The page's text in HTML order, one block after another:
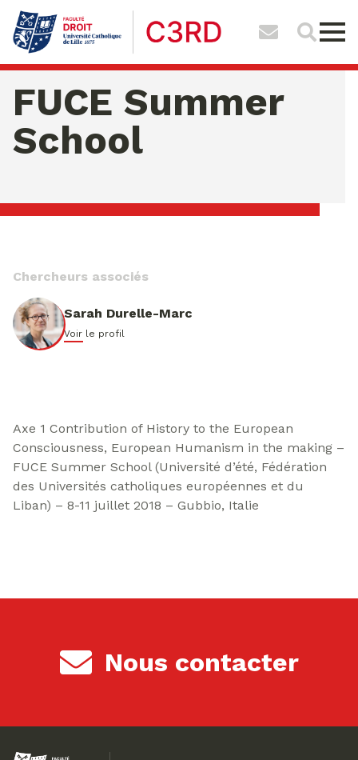
FUCE Summer
School
Chercheurs associés
Sarah Durelle-Marc
Voir le profil
Axe 1 Contribution of History to the European
Consciousness, European Humanism in the making –
FUCE Summer School (Université d’été, Fédération
des Universités catholiques européennes et du
Liban) – 8-11 juillet 2018 – Gubbio, Italie
Nous contacter